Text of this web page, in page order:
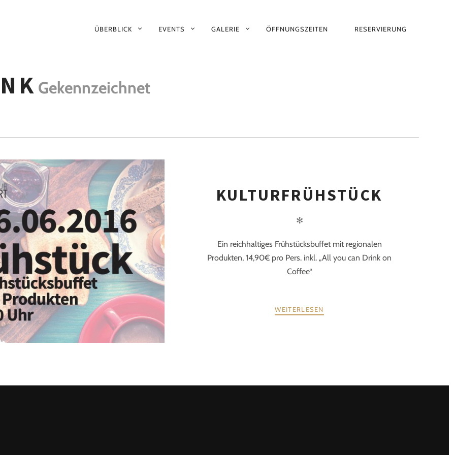
PRIMÄR-
ÜBERBLICK EVENTS GALERIE ÖFFNUNGSZEITEN RESERVIERUNG
Gekennzeichnet
KULTURFRÜHSTÜCK
✻
Ein reichhaltiges Frühstücksbuffet mit regionalen
Produkten, 14,90€ pro Pers. inkl. „All you can Drink on
Coffee“
WEITERLESEN